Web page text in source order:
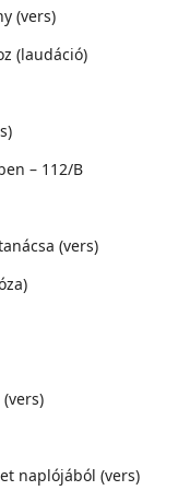
(vers)
(laudáció)
– 112/B
(vers)
naplójából (vers)